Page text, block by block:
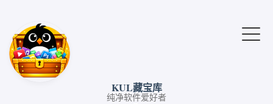
KUL藏宝库
纯净软件爱好者